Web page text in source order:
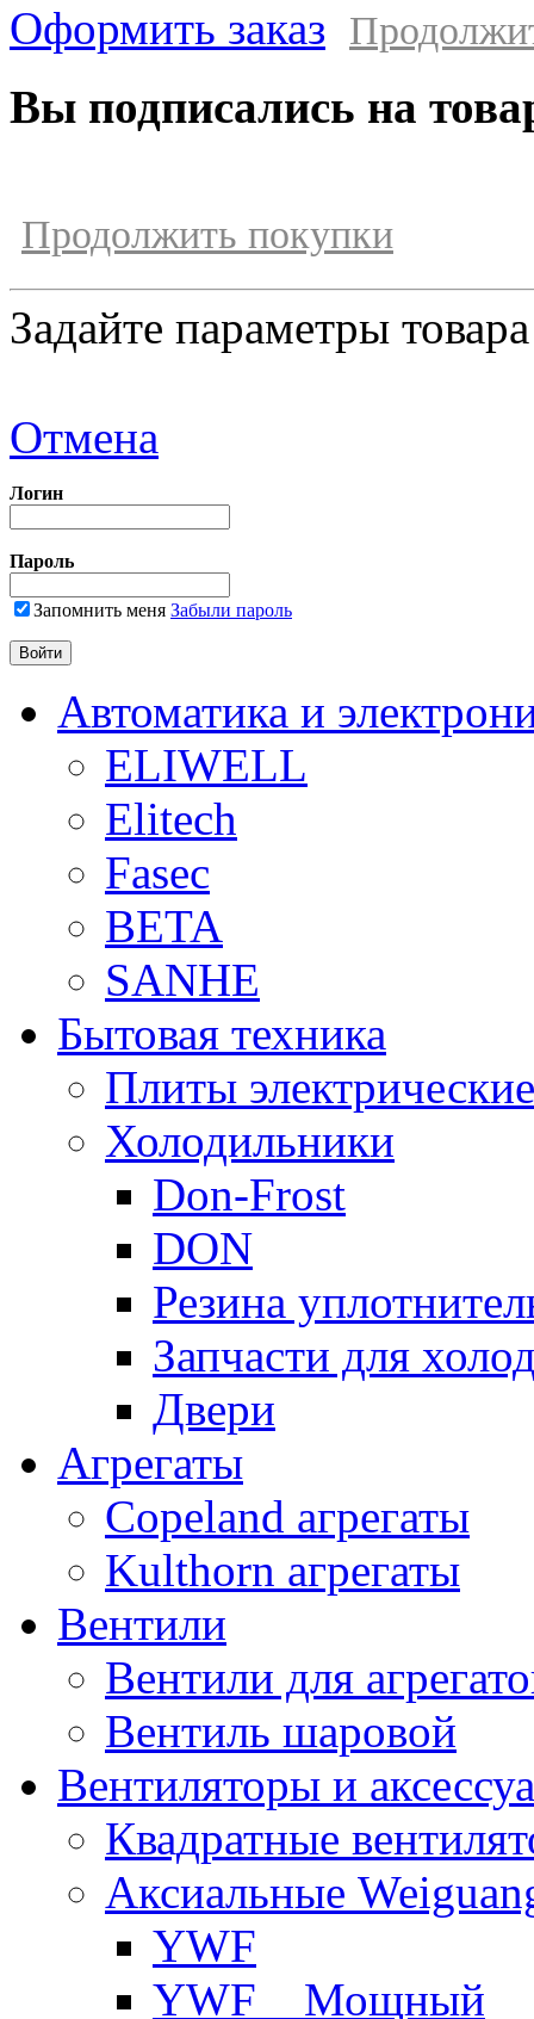
Оформить заказ
Вы подписались на
Продолжить покупки
Задайте параметры товара
Отмена
Логин
Пароль
Запомнить меня Забыли пароль
Автоматика и
ELIWELL
Elitech
Fasec
BETA
SANHE
Бытовая техника
Плиты электрические
Холодильники
Don-Frost
DON
Резина
Запчасти для
Двери
Агрегаты
Copeland агрегаты
Kulthorn агрегаты
Вентили
Вентили для
Вентиль шаровой
Вентиляторы и
Квадратные
Аксиальные
YWF
YWF _ Мощный